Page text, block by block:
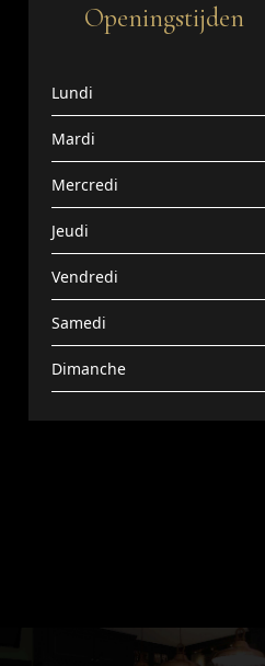
Openingstijden
Lundi
Mardi
Mercredi
Jeudi
Vendredi
Samedi
Dimanche